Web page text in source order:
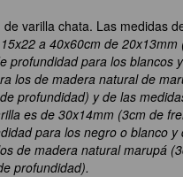
de varilla chata. Las medidas
a 40x60cm de 20x13mm
profundidad para los blancos
los de madera natural de
profundidad) y de las
es de 30x14mm (3cm de
para los negro o blanco y
de madera natural marupá
profundidad).